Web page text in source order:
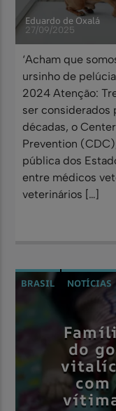
Eduardo de Oxalá
27/09/2025
‘Acham que
ursinho de
2024 Atenção:
ser considerados
décadas, o
Prevention
pública dos
entre médicos
veterinários […]
BRASIL NOTÍCIAS
do